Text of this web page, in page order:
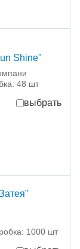
Shine"
48 шт
выбрать
1000 шт